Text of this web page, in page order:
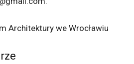
Architektury we Wrocławiu